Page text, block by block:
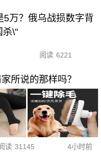
5万？俄乌战损数字背
杀\"
阅读 6221
所说的那样吗？
读 31145 4小时前